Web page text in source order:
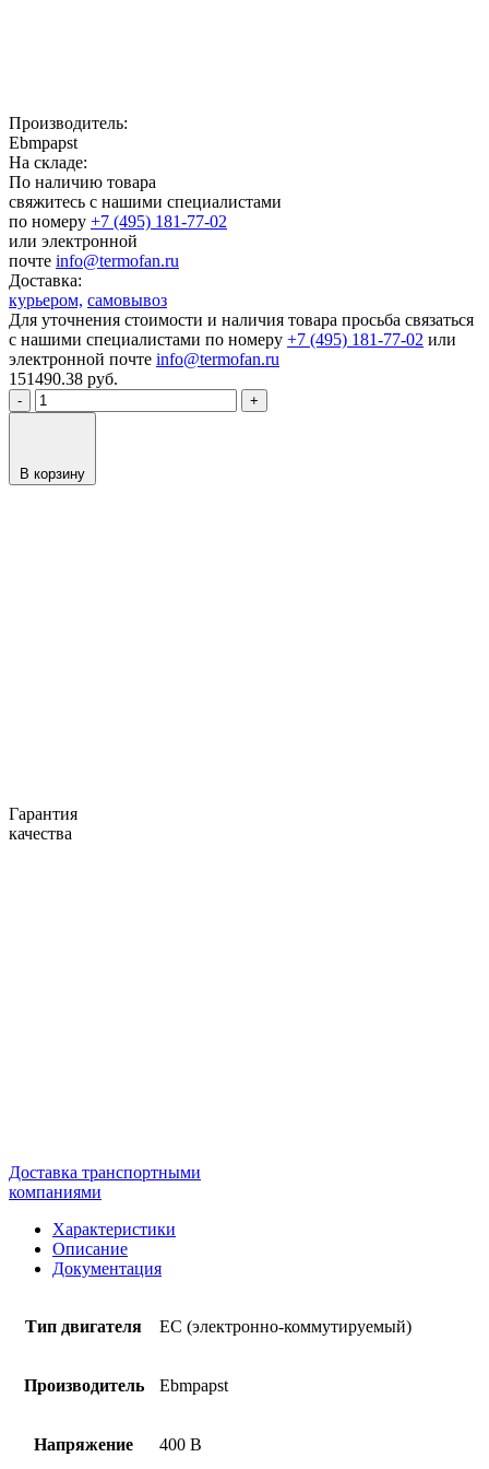
Производитель:
Ebmpapst
На складе:
По наличию товара
свяжитесь с нашими специалистами
по номеру +7 (495) 181-77-02
или электронной
почте info@termofan.ru
Доставка:
курьером, самовывоз
Для уточнения стоимости и наличия товара просьба связаться
с нашими специалистами по номеру +7 (495) 181-77-02 или
электронной почте info@termofan.ru
151490.38 руб.
- +
В корзину
Гарантия
качества
Доставка транспортными
компаниями
Характеристики
Описание
Документация
Тип двигателя EC (электронно-коммутируемый)
Производитель Ebmpapst
Напряжение 400 В